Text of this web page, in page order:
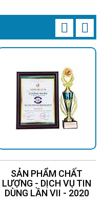
SẢN PHẨM CHẤT
LƯỢNG - DỊCH VỤ TIN
DÙNG LẦN VII - 2020